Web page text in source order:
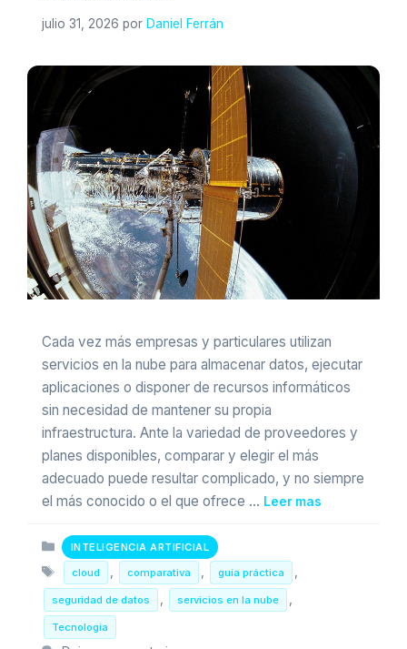
julio 31, 2026 por Daniel Ferrán
Cada vez más empresas y particulares utilizan
servicios en la nube para almacenar datos, ejecutar
aplicaciones o disponer de recursos informáticos
sin necesidad de mantener su propia
infraestructura. Ante la variedad de proveedores y
planes disponibles, comparar y elegir el más
adecuado puede resultar complicado, y no siempre
el más conocido o el que ofrece … Leer mas
Categorias
INTELIGENCIA ARTIFICIAL
Etiquetas
cloud comparativa guía práctica
seguridad de datos servicios en la nube
Tecnologia